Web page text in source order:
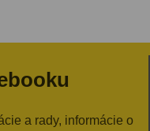
a rady, informácie o